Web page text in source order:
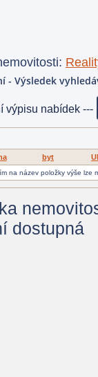
- Výsledek
výpisu nabídek ---
byt
na název položky výše lze
dostupná